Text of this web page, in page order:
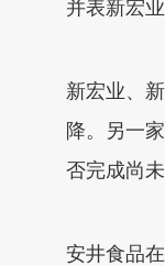
并表新宏
新宏业、
降。另一
否完成尚未
安井食品